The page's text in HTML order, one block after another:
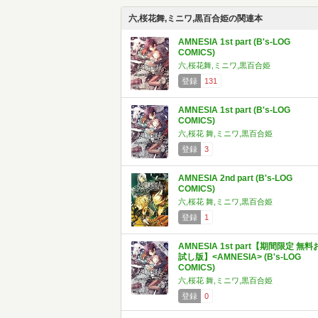
六,桜花舞,ミニワ,黒百合姫の関連本
AMNESIA 1st part (B's-LOG
COMICS)
六,桜花舞,ミニワ,黒百合姫
登録
131
AMNESIA 1st part (B's-LOG
COMICS)
六,桜花 舞,ミニワ,黒百合姫
登録
3
AMNESIA 2nd part (B's-LOG
COMICS)
六,桜花 舞,ミニワ,黒百合姫
登録
1
AMNESIA 1st part【期間限定 無料
試し版】<AMNESIA> (B's-LOG
COMICS)
六,桜花 舞,ミニワ,黒百合姫
登録
0